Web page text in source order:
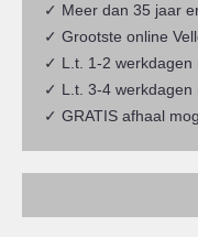
✓ Meer dan 35 jaar
✓ Grootste online
✓ L.t. 1-2 werkdagen
✓ L.t. 3-4 werkdagen
✓ GRATIS afhaal